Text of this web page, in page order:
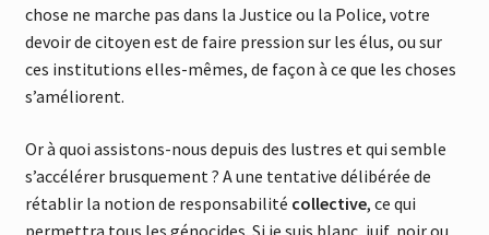
chose ne marche pas dans la Justice ou la Police, votre
devoir de citoyen est de faire pression sur les élus, ou sur
ces institutions elles-mêmes, de façon à ce que les choses
s’améliorent.
Or à quoi assistons-nous depuis des lustres et qui semble
s’accélérer brusquement ? A une tentative délibérée de
rétablir la notion de responsabilité collective, ce qui
permettra tous les génocides. Si je suis blanc, juif, noir ou